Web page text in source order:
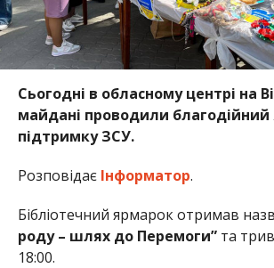
Сьогодні в обласному центрі на
майдані проводили
підтримку ЗСУ.
Розповідає Інформатор.
Бібліотечний ярмарок отримав
роду – шлях до Перемоги”та
18:00.